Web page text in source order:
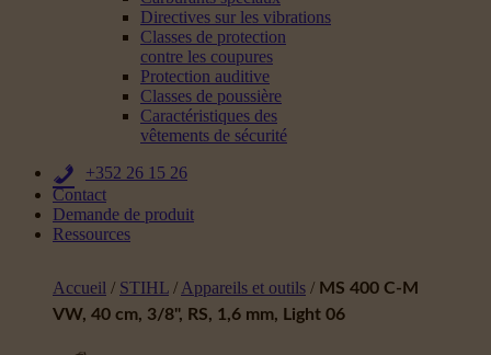
Directives sur les vibrations
Classes de protection
contre les coupures
Protection auditive
Classes de poussière
Caractéristiques des
vêtements de sécurité
+352 26 15 26
Contact
Demande de produit
Ressources
Accueil / STIHL / Appareils et outils / MS 400 C-M
VW, 40 cm, 3/8", RS, 1,6 mm, Light 06